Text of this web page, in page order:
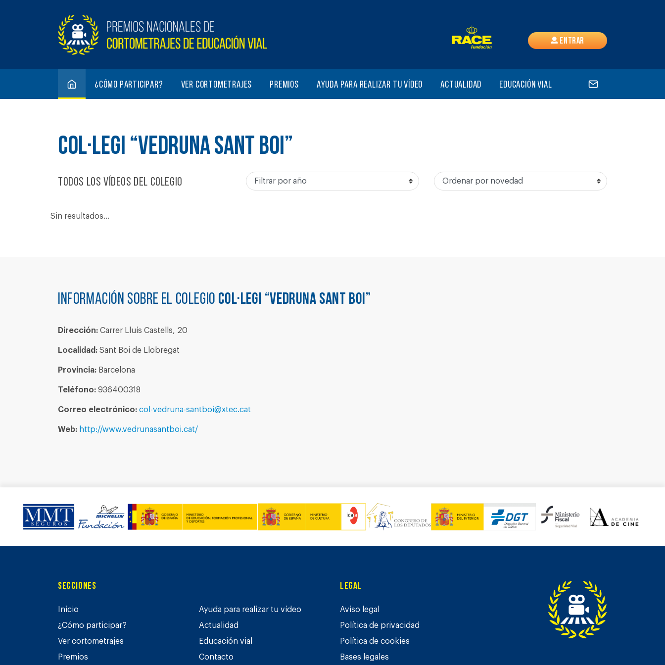
Entrar
¿Cómo participar? Ver cortometrajes Premios Ayuda para realizar tu vídeo Actualidad Educación vial
COL·LEGI “VEDRUNA SANT BOI”
Todos los vídeos del colegio
Sin resultados...
Información sobre el colegio COL·LEGI “VEDRUNA SANT BOI”
Dirección: Carrer Lluís Castells, 20
Localidad: Sant Boi de Llobregat
Provincia: Barcelona
Teléfono: 936400318
Correo electrónico: col-vedruna-santboi@xtec.cat
Web: http://www.vedrunasantboi.cat/
Secciones
Inicio
¿Cómo participar?
Ver cortometrajes
Premios
Ayuda para realizar tu vídeo
Actualidad
Educación vial
Contacto
Legal
Aviso legal
Política de privacidad
Política de cookies
Bases legales